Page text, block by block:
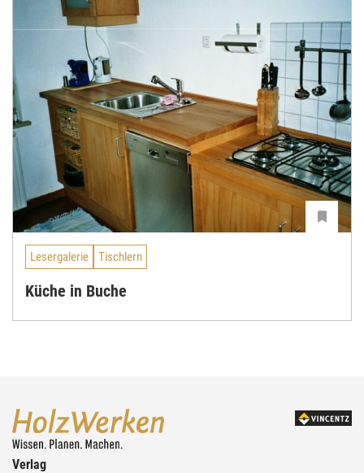
Lesergalerie Tischlern
Küche in Buche
Verlag